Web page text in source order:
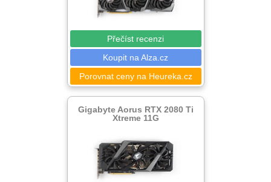
Přečíst recenzi
Koupit na Alza.cz
Porovnat ceny na Heureka.cz
Gigabyte Aorus RTX 2080 Ti
Xtreme 11G